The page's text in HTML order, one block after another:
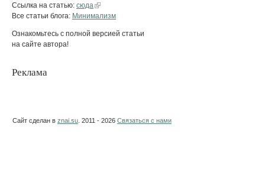
Ссылка на статью: сюда
Все статьи блога: Минимализм
Ознакомьтесь с полной версией статьи
на сайте автора!
Реклама
Сайт сделан в znai.su . 2011 - 2026 Связаться с нами